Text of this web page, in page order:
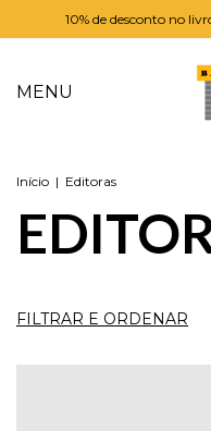
10% de desconto no
MENU
Início | Editoras
FILTRAR E ORDENAR